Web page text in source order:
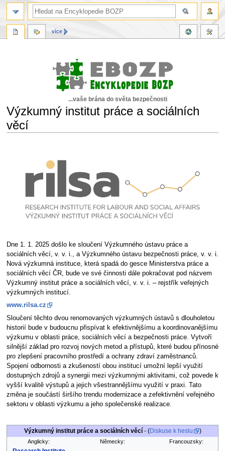
...vaše brána do světa bezpečnosti
Výzkumný institut práce a sociálních
věcí
Dne 1. 1. 2025 došlo ke sloučení Výzkumného ústavu práce a
sociálních věcí, v. v. i., a Výzkumného ústavu bezpečnosti práce, v. v. i.
Nová výzkumná instituce, která spadá do gesce Ministerstva práce a
sociálních věcí ČR, bude ve své činnosti dále pokračovat pod názvem
Výzkumný institut práce a sociálních věcí, v. v. i. – rejstřík veřejných
výzkumných institucí.
www.rilsa.cz
Sloučení těchto dvou renomovaných výzkumných ústavů s dlouholetou
historií bude v budoucnu přispívat k efektivnějšímu a koordinovanějšímu
výzkumu v oblasti práce, sociálních věcí a bezpečnosti práce. Vytvoří
silnější základ pro rozvoj nových metod a přístupů, které budou přínosné
pro zlepšení pracovního prostředí a ochrany zdraví zaměstnanců.
Spojení odbornosti a zkušeností obou institucí umožní lepší využití
dostupných zdrojů a synergii mezi výzkumnými aktivitami, což povede k
vyšší kvalitě výstupů a jejich všestrannějšímu využití v praxi. Tato
změna je součástí širšího trendu modernizace a zefektivnění veřejného
sektoru v oblasti výzkumu a jeho společenské realizace.
Výzkumný institut práce a sociálních věcí- (Diskuse k heslu )
Anglicky: Německy: Francouzsky:
více